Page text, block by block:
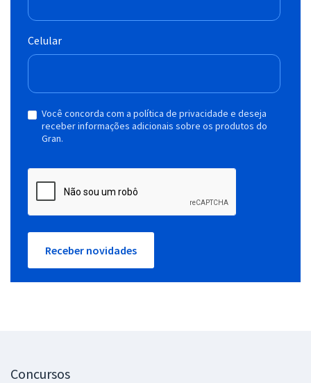
Celular
Você concorda com a política de privacidade e deseja
receber informações adicionais sobre os produtos do
Gran.
Receber novidades
Concursos